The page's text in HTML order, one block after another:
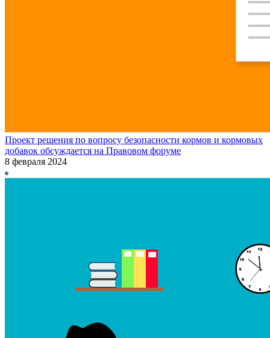
Проект решения по вопросу безопасности кормов и кормовых
добавок обсуждается на Правовом форуме
8 февраля 2024